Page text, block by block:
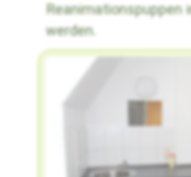
Reanimationspuppen
werden.